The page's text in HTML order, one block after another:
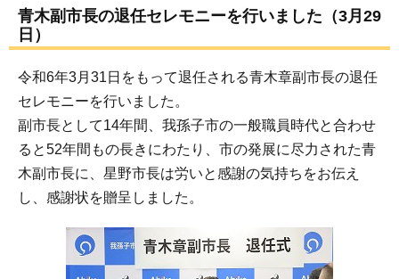
青木副市長の退任セレモニーを行いました（3月29
日）
令和6年3月31日をもって退任される青木章副市長の退任
セレモニーを行いました。
副市長として14年間、我孫子市の一般職員時代と合わせ
ると52年間もの長きにわたり、市の発展に尽力された青
木副市長に、星野市長は労いと感謝の気持ちをお伝え
し、感謝状を贈呈しました。